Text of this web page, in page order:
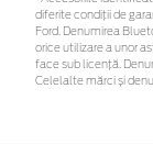
diferite condiții de
Ford. Denumirea
orice utilizare a unor
face sub licență.
Celelalte mărci și